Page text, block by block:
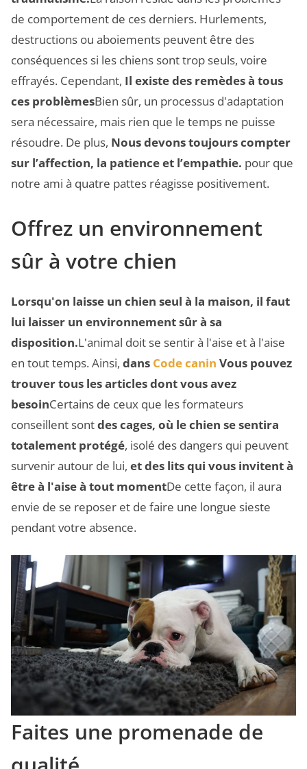
de comportement de ces derniers. Hurlements,
destructions ou aboiements peuvent être des
conséquences si les chiens sont trop seuls, voire
effrayés. Cependant, Il existe des remèdes à tous
ces problèmesBien sûr, un processus d'adaptation
sera nécessaire, mais rien que le temps ne puisse
résoudre. De plus, Nous devons toujours compter
sur l’affection, la patience et l’empathie. pour que
notre ami à quatre pattes réagisse positivement.
Offrez un environnement
sûr à votre chien
Lorsqu'on laisse un chien seul à la maison, il faut
lui laisser un environnement sûr à sa
disposition.L'animal doit se sentir à l'aise et à l'aise
en tout temps. Ainsi, dans Code canin Vous pouvez
trouver tous les articles dont vous avez
besoinCertains de ceux que les formateurs
conseillent sontdes cages, où le chien se sentira
totalement protégé, isolé des dangers qui peuvent
survenir autour de lui, et des lits qui vous invitent à
être à l'aise à tout momentDe cette façon, il aura
envie de se reposer et de faire une longue sieste
pendant votre absence.
Faites une promenade de